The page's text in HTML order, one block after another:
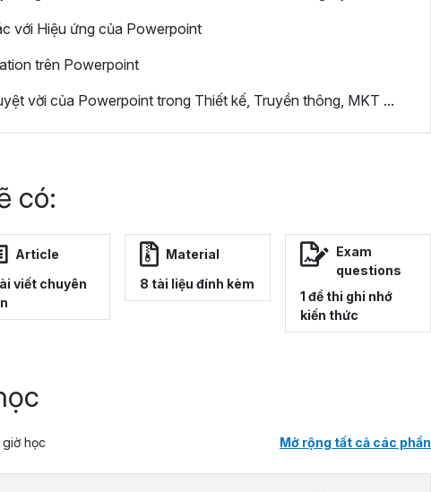
với Hiệu ứng của Powerpoint
trên Powerpoint
vời của Powerpoint trong Thiết kế, Truyền thông, MKT ...
có:
Article
viết chuyên
Material
8 tài liệu đính kèm
Exam
questions
1 đề thi ghi nhớ
kiến thức
học Mở rộng tất cả các phần